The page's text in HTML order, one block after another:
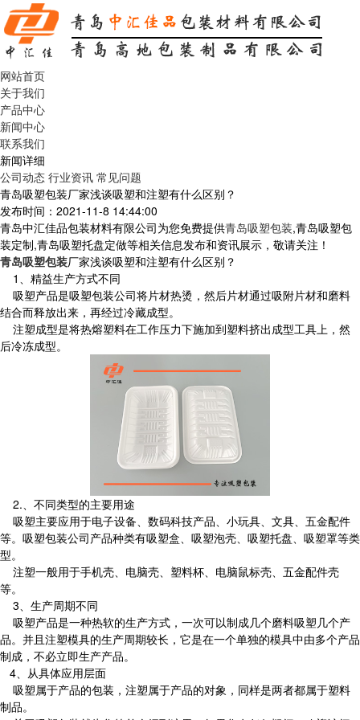
网站首页
关于我们
产品中心
新闻中心
联系我们
新闻详细
公司动态 行业资讯 常见问题
青岛吸塑包装厂家浅谈吸塑和注塑有什么区别？
发布时间：2021-11-8 14:44:00
青岛中汇佳品包装材料有限公司为您免费提供青岛吸塑包装,青岛吸塑包
装定制,青岛吸塑托盘定做等相关信息发布和资讯展示，敬请关注！
青岛吸塑包装厂家浅谈吸塑和注塑有什么区别？
1、精益生产方式不同
吸塑产品是吸塑包装公司将片材热烫，然后片材通过吸附片材和磨料
结合而释放出来，再经过冷藏成型。
注塑成型是将热熔塑料在工作压力下施加到塑料挤出成型工具上，然
后冷冻成型。
2.、不同类型的主要用途
吸塑主要应用于电子设备、数码科技产品、小玩具、文具、五金配件
等。吸塑包装公司产品种类有吸塑盒、吸塑泡壳、吸塑托盘、吸塑罩等类
型。
注塑一般用于手机壳、电脑壳、塑料杯、电脑鼠标壳、五金配件壳
等。
3、生产周期不同
吸塑产品是一种热软的生产方式，一次可以制成几个磨料吸塑几个产
品。并且注塑模具的生产周期较长，它是在一个单独的模具中由多个产品
制成，不必立即生产产品。
4、从具体应用层面
吸塑属于产品的包装，注塑属于产品的对象，同样是两者都属于塑料
制品。